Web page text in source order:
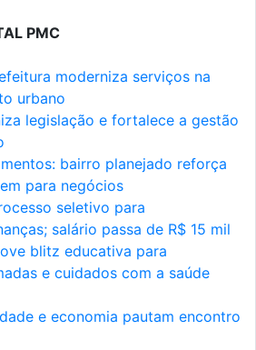
PMC
moderniza serviços na
urbano
legislação e fortalece a gestão
bairro planejado reforça
para negócios
seletivo para
salário passa de R$ 15 mil
blitz educativa para
e cuidados com a saúde
e economia pautam encontro